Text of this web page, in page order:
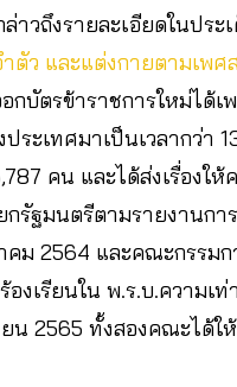
าวถึงรายละเอียดในปร
ตัว และแต่งกายตามเพศ
กบัตรข้าราชการใหม่ได้
ระเทศมาเป็นเวลากว่า
คน และได้ส่งเรื่องใ
รัฐมนตรีตามรายงานก
ม 2564 และคณะกรรมก
องเรียนใน พ.ร.บ.ความ
น 2565 ทั้งสองคณะได้ใ